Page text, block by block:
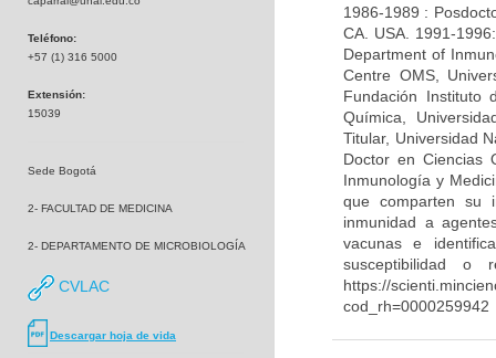
Teléfono:
+57 (1) 316 5000
Extensión:
15039
Sede Bogotá
2- FACULTAD DE MEDICINA
2- DEPARTAMENTO DE MICROBIOLOGÍA
CVLAC
Descargar hoja de vida
1986-1989 :
CA. USA. 1991-
Department of
Centre OMS,
Fundación Instituto
Química,
Titular, Universidad
Doctor en Ciencias
Inmunología y
que comparten su
inmunidad a
vacunas e
susceptibilidad o
https://
cod_rh=0000259942